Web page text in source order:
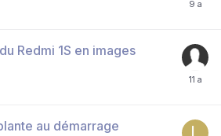
Redmi 1S en images
au démarrage